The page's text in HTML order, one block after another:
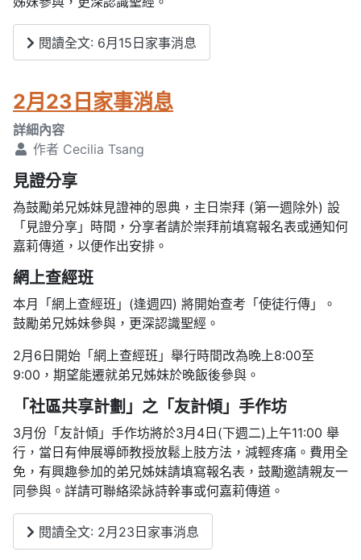
閱讀全文: 6月15日家事消息
2月23日家事消息
詳細內容
作者 Cecilia Tsang
見證分享
為鼓勵弟兄姊妹見證神的恩典，主日崇拜 (第一週除外) 設
「見證分享」時間，分享者請於崇拜前填寫報名表或通知何
嘉莉傳道，以便作出安排。
網上查經班
本月「網上查經班」(逢週四) 將開始查考「使徒行傳」。
鼓勵弟兄姊妹參與，更深認識聖經。
2月6日開始「網上查經班」舉行時間改為晚上8:00至
9:00，期望能遷就弟兄姊妹於晚飯後參與。
「社區共享計劃」之「友計傾」手作坊
3月份「友計傾」手作坊將於3月4日(下週二)上午11:00 舉
行，當日有伸展導師教授放鬆上肢方法，減輕疼痛。費用全
免，有興趣參加的弟兄姊妹請填寫報名表，鼓勵邀請親友一
同參與。詳請可聯絡梁詠詩幹事或何嘉莉傳道。
閱讀全文: 2月23日家事消息